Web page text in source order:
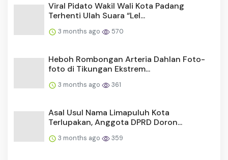
Viral Pidato Wakil Wali Kota Padang
Terhenti Ulah Suara “Lel...
3 months ago 570
Heboh Rombongan Arteria Dahlan Foto-
foto di Tikungan Ekstrem...
3 months ago 361
Asal Usul Nama Limapuluh Kota
Terlupakan, Anggota DPRD Doron...
3 months ago 359